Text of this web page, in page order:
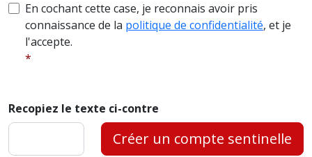
En cochant cette case, je reconnais avoir pris
connaissance de la politique de confidentialité, et je
l'accepte.
Recopiez le texte ci-contre
Créer un compte sentinelle